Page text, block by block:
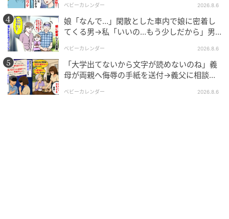
の記事をもっとみる
ベビーカレンダー 2026.8.6
娘「なんで…」閑散とした車内で娘に密着し
てくる男→私「いいの…もう少しだから」男
ベビーカレンダー 2026.8.6
「大学出てないから文字が読めないのね」義
母が両親へ侮辱の手紙を送付→義父に相談
ベビーカレンダー 2026.8.6